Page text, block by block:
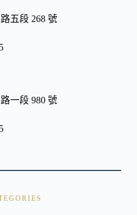
五段 268 號
一段 980 號